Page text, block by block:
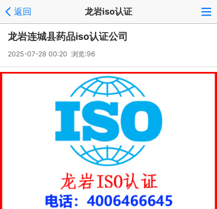
返回 龙岩iso认证
龙岩连城县药品iso认证公司
2025-07-28 00:20 浏览:96